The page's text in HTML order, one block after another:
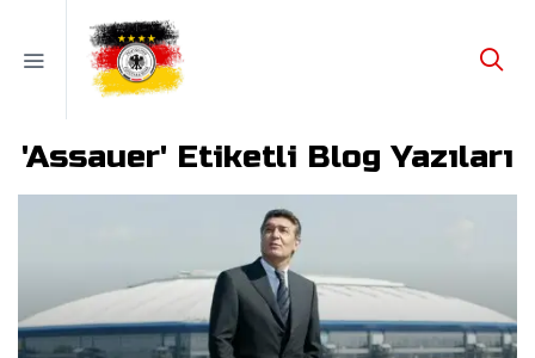
'Assauer' Etiketli Blog Yazıları